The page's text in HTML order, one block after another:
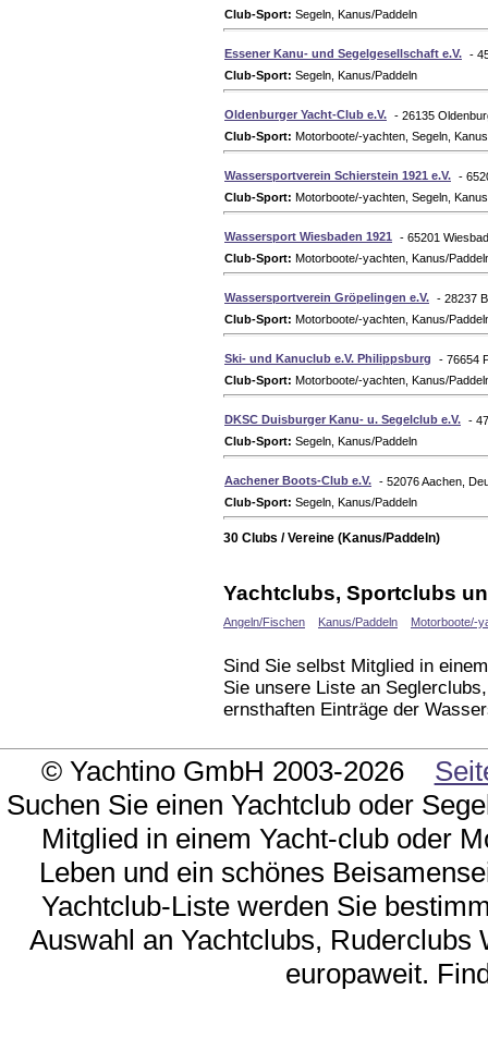
Club-Sport: Segeln, Kanus/Paddeln
Essener Kanu- und Segelgesellschaft e.V. -
Club-Sport: Segeln, Kanus/Paddeln
Oldenburger Yacht-Club e.V. - 26135
Club-Sport: Motorboote/-yachten, Segeln,
Wassersportverein Schierstein 1921 e.V. -
Club-Sport: Motorboote/-yachten, Segeln,
Wassersport Wiesbaden 1921
- 65201
Club-Sport: Motorboote/-yachten, Kanus/
Wassersportverein Gröpelingen e.V. - 28237
Club-Sport: Motorboote/-yachten, Kanus/
Ski- und Kanuclub e.V. Philippsburg
- 76654
Club-Sport: Motorboote/-yachten, Kanus/
DKSC Duisburger Kanu- u. Segelclub e.V. -
Club-Sport: Segeln, Kanus/Paddeln
Aachener Boots-Club e.V. - 52076 Aachen,
Club-Sport: Segeln, Kanus/Paddeln
30 Clubs / Vereine (Kanus/Paddeln)
Yachtclubs, Sportclubs
Angeln/Fischen Kanus/Paddeln Motorboote/-
Sind Sie selbst Mitglied in
Sie unsere Liste an
ernsthaften Einträge der
© Yachtino GmbH 2003-2026
Suchen Sie einen Yachtclub oder
Mitglied in einem Yacht-club oder
Leben und ein schönes
Yachtclub-Liste werden Sie
Auswahl an Yachtclubs,
europaweit.